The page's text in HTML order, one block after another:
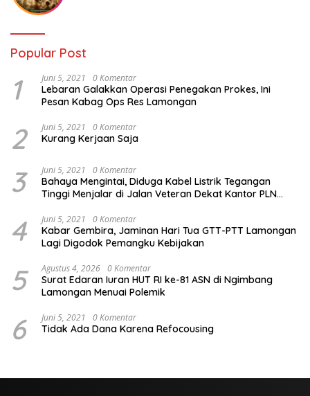
Popular Post
1 Juni 5, 2021 0 Komentar
Lebaran Galakkan Operasi Penegakan Prokes, Ini
Pesan Kabag Ops Res Lamongan
2 Juni 5, 2021 0 Komentar
Kurang Kerjaan Saja
3 Juni 5, 2021 0 Komentar
Bahaya Mengintai, Diduga Kabel Listrik Tegangan
Tinggi Menjalar di Jalan Veteran Dekat Kantor PLN
4 Juni 5, 2021 0 Komentar
Kabar Gembira, Jaminan Hari Tua GTT-PTT Lamongan
Lagi Digodok Pemangku Kebijakan
5 Agustus 4, 2026 0 Komentar
Surat Edaran Iuran HUT RI ke-81 ASN di Ngimbang
Lamongan Menuai Polemik
6 Juni 5, 2021 0 Komentar
Tidak Ada Dana Karena Refocousing